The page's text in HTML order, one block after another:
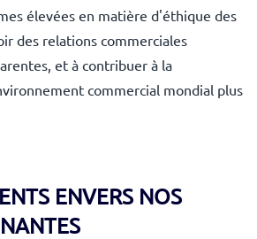
élevées en matière d'éthique des
des relations commerciales
et à contribuer à la
commercial mondial plus
ENVERS NOS